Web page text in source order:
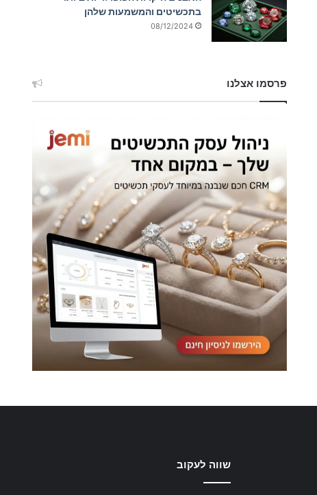
בתכשיטים והמשמעות שלהן
08/12/2024
פרסמו אצלנו
שווה לעקוב